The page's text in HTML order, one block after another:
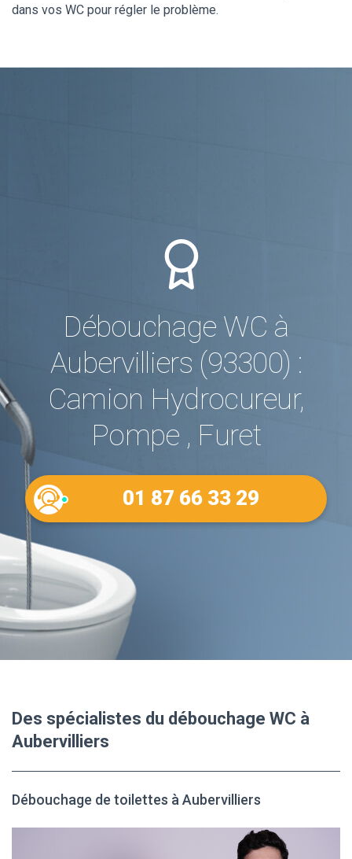
dans vos WC pour régler le problème.
Débouchage WC à
Aubervilliers (93300) :
Camion Hydrocureur,
Pompe , Furet
01 87 66 33 29
Des spécialistes du débouchage WC à
Aubervilliers
Débouchage de toilettes à Aubervilliers